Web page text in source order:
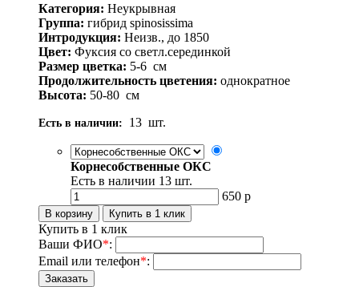
Категория: Неукрывная
Группа: гибрид spinosissima
Интродукция: Неизв., до 1850
Цвет: Фуксия со светл.серединкой
Размер цветка: 5-6 см
Продолжительность цветения: однократное
Высота: 50-80 см
Есть в наличии: 13 шт.
Корнесобственные ОКС
Есть в наличии 13 шт.
650 р
Купить в 1 клик
Ваши ФИО*:
Email или телефон*: